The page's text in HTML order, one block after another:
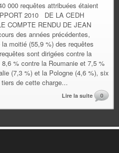
000 requêtes attribuées étaient
2010 DE LA CEDH
COMPTE RENDU DE JEAN
des années précédentes,
moitié (55,9 %) des requêtes
sont dirigées contre la
% contre la Roumanie et 7,5 %
(7,3 %) et la Pologne (4,6 %), six
de cette charge...
Lire la suite 0